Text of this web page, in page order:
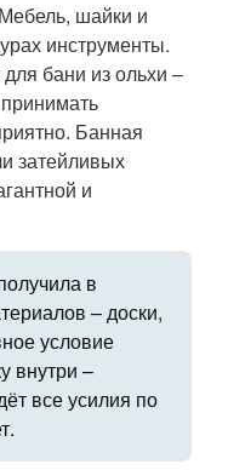
шайки и
инструменты.
бани из ольхи –
Банная
затейливых
и
в
– доски,
условие
внутри –
все усилия по